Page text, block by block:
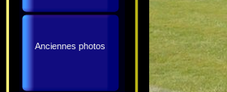
Anciennes photos